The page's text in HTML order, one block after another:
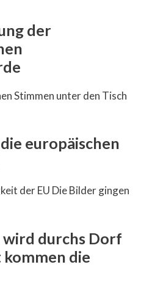
der
Stimmen unter den Tisch
europäischen
der EU Die Bilder gingen
wird durchs Dorf
die